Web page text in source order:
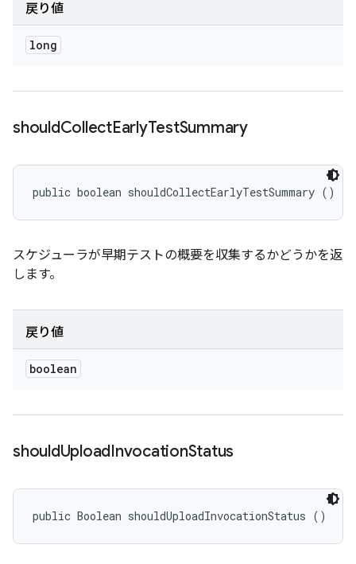
戻り値
long
shouldCollectEarlyTestSummary
public boolean shouldCollectEarlyTestSummary ()
スケジューラが早期テストの概要を収集するかどうかを返
します。
戻り値
boolean
shouldUploadInvocationStatus
public Boolean shouldUploadInvocationStatus ()